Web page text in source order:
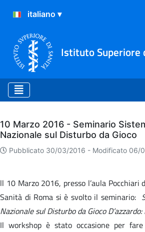
Istituto Superiore
Archivio
10 Marzo 2016 - Seminario
Nazionale sul Disturbo da Gioco
Pubblicato 30/03/2016 - Modificato 06/
ll 10 Marzo 2016, presso l’aula Pocchiari
Sanità di Roma si è svolto il seminario:
Nazionale sul Disturbo da Gioco
Il workshop è stato occasione per